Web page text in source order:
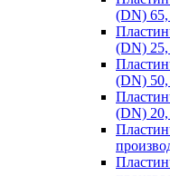
(DN)
(DN)
(DN)
(DN)